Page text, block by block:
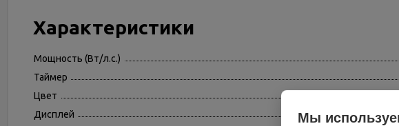
Характеристики
Мощность (Вт/л.с.)
Таймер
Цвет
Дисплей
Мы